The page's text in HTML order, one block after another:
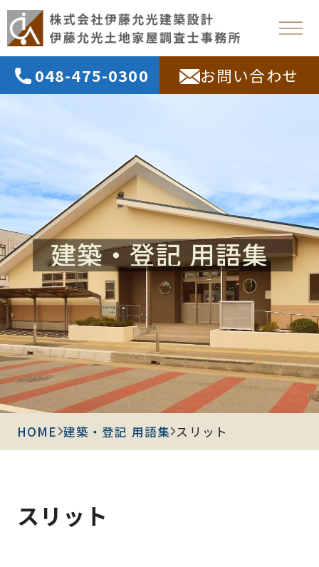
048-475-0300 お問い合わせ
建築・登記 用語集
HOME 建築・登記 用語集 スリット
スリット